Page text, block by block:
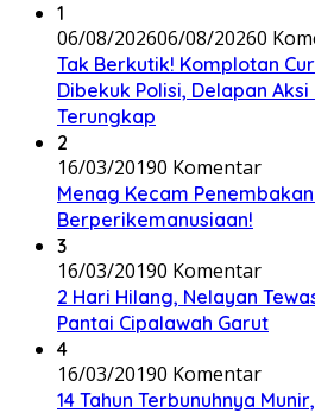
1
06/08/202606/08/20260
Tak Berkutik! Komplotan
Dibekuk Polisi, Delapan
Terungkap
2
16/03/20190 Komentar
Menag Kecam
Berperikemanusiaan!
3
16/03/20190 Komentar
2 Hari Hilang, Nelayan
Pantai Cipalawah Garut
4
16/03/20190 Komentar
14 Tahun Terbunuhnya